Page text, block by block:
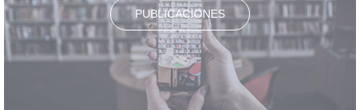
PUBLICACIONES